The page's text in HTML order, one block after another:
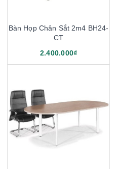
Bàn Họp Chân Sắt 2m4 BH24-
CT
2.400.000₫